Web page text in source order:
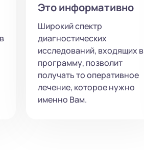
Это информативно
Широкий спектр
диагностических
исследований, входящих в
программу, позволит
получать то оперативное
лечение, которое нужно
именно Вам.